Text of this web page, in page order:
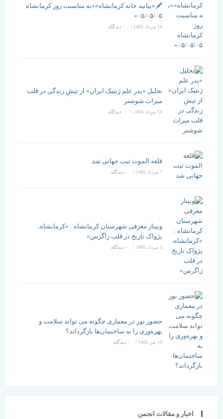
🖋️«بیانیه خانه کرمانشاه»«به مناسبت روز کرمانشاه
۰۵/۰۵/۰۵»
/ ۰ دیدگاه
تجلیل «پدر علم ژنتیک ایران» از تپشِ زندگی در قلب
میراث شوشتر
14 مرداد 1405 / ۰ دیدگاه
قلعه الموت ثبت جهانی شد
/ ۰ دیدگاه
وبینار معرفی شهرستان کرمانشاه : «کرمانشاه،
پژواک تاریخ در قلب زاگرس»
5 مرداد 1405 / ۰ دیدگاه
حضور نور در معماری چگونه می تواند سلامت و
بهره‌وری را به ساختمان‌ها بازگرداند؟
/ ۰ دیدگاه
اخبار و مقالات انجمن